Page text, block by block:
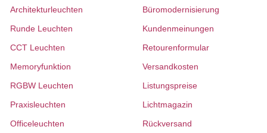
Architekturleuchten
Runde Leuchten
CCT Leuchten
Memoryfunktion
RGBW Leuchten
Praxisleuchten
Officeleuchten
Büromodernisierung
Kundenmeinungen
Retourenformular
Versandkosten
Listungspreise
Lichtmagazin
Rückversand